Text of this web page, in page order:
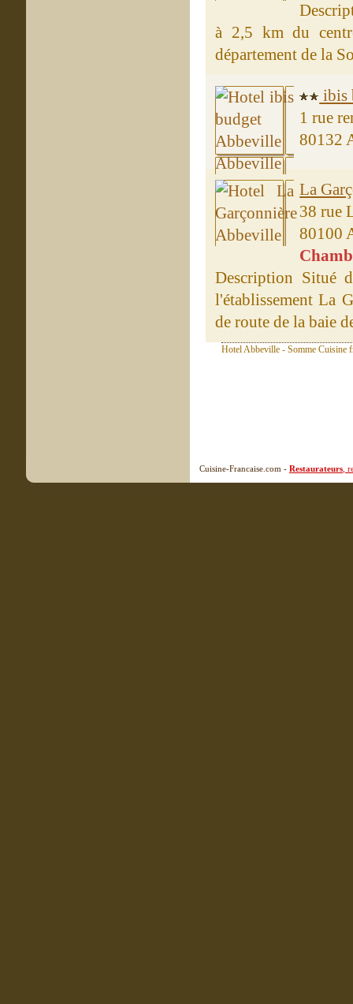
à 2,5 km du
département de la
ibis
1 rue
80132
La
38 rue
80100
Description Situé
l'établissement La
de route de la baie
Hotel Abbeville - Somme Cuisine
Cuisine-Francaise.com - Restaurateurs ,